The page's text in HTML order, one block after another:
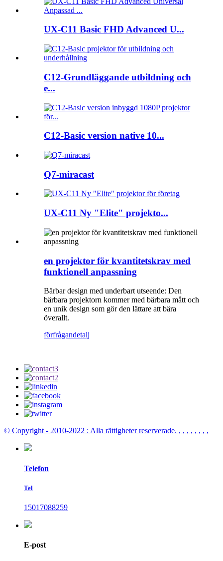
UX-C11 Basic FHD Advanced U...
C12-Grundläggande utbildning och
e...
C12-Basic version native 10...
Q7-miracast
UX-C11 Ny "Elite" projekto...
en projektor för kvantitetskrav med
funktionell anpassning
Bärbar design med underbart utseende: Den
bärbara projektorn kommer med bärbara mått och
en unik design som gör den lättare att bära
överallt.
förfrågandetalj
© Copyright - 2010-2022 : Alla rättigheter reserverade. , , , , , , , ,
Telefon
Tel
15017088259
E-post